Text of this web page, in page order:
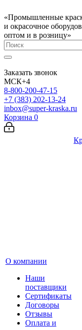
«Промышленные
и окрасочное
оптом и в розницу»
Заказать звонок
МСК+4
8-800-200-47-15
+7 (383) 202-13-24
inbox@super-kraska.ru
Корзина 0
О компании
Наши
поставщики
Сертификаты
Договоры
Отзывы
Оплата и